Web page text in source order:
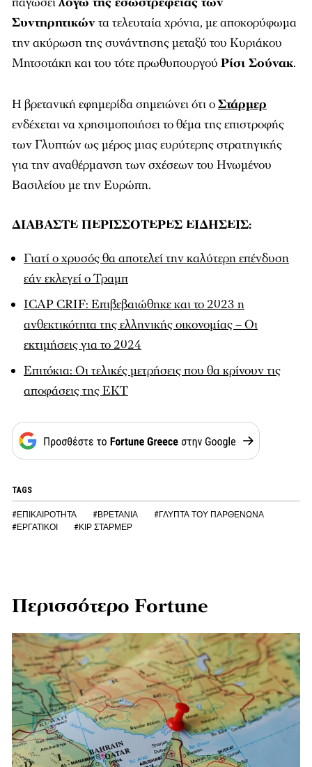
Συντηρητικώντα τελευταία χρόνια, με αποκορύφωμα
την ακύρωση της συνάντησης μεταξύ του Κυριάκου
Μητσοτάκη και του τότε πρωθυπουργού Ρίσι Σούνακ.
Η βρετανική εφημερίδα σημειώνει ότι οΣτάρμερ
ενδέχεται να χρησιμοποιήσει το θέμα της επιστροφής
των Γλυπτών ως μέρος μιας ευρύτερης στρατηγικής
για την αναθέρμανση των σχέσεων του Ηνωμένου
Βασιλείου με την Ευρώπη.
ΔΙΑΒΑΣΤΕ ΠΕΡΙΣΣΟΤΕΡΕΣ ΕΙΔΗΣΕΙΣ:
Γιατί ο χρυσός θα αποτελεί την καλύτερη επένδυση
εάν εκλεγεί ο Τραμπ
ICAP CRIF: Επιβεβαιώθηκε και το 2023 η
ανθεκτικότητα της ελληνικής οικονομίας – Οι
εκτιμήσεις για το 2024
Επιτόκια: Οι τελικές μετρήσεις που θα κρίνουν τις
αποφάσεις της ΕΚΤ
TAGS
#ΕΠΙΚΑΙΡΟΤΗΤΑ #ΒΡΕΤΑΝΙΑ
#ΓΛΥΠΤΑ ΤΟΥ ΠΑΡΘΕΝΩΝΑ
#ΕΡΓΑΤΙΚΟΙ
#ΚΙΡ ΣΤΑΡΜΕΡ
Περισσότερο Fortune